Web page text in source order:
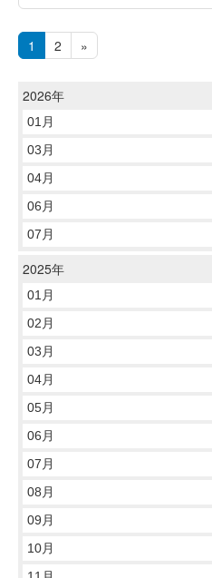
1 2 »
2026年
01月
03月
04月
06月
07月
2025年
01月
02月
03月
04月
05月
06月
07月
08月
09月
10月